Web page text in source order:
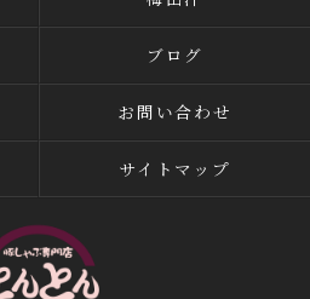
ブログ
お問い合わせ
サイトマップ